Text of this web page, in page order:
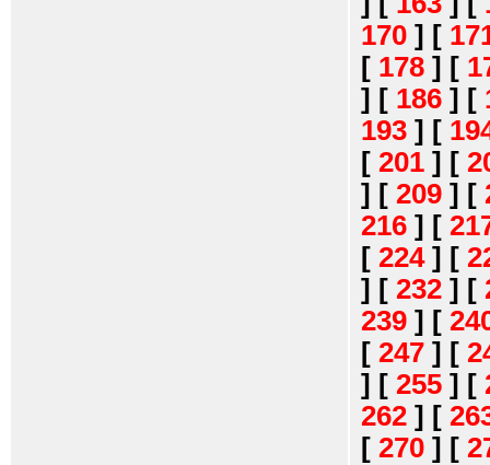
170 ] [
[ 178 ] [
] [ 186 ] [
193 ] [
[ 201 ] [
] [ 209 ] [
216 ] [
[ 224] [
] [ 232 ] [
239 ] [
[ 247 ] [
] [ 255 ] [
262 ] [
[ 270 ] [